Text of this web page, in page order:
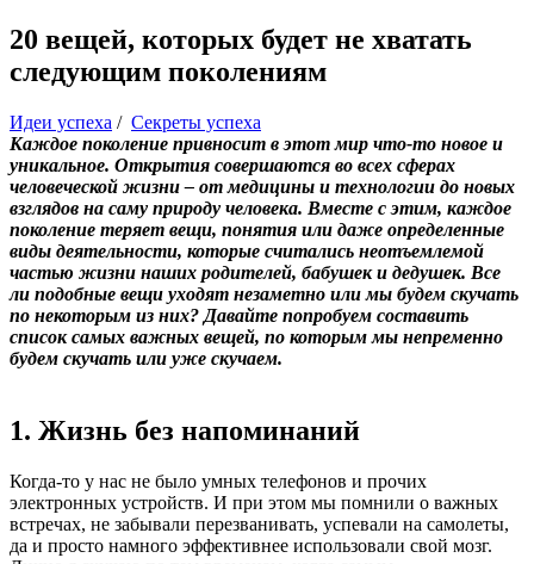
20 вещей, которых будет не хватать
следующим поколениям
Идеи успеха / Секреты успеха
Каждое поколение привносит в этот мир что-то новое и
уникальное. Открытия совершаются во всех сферах
человеческой жизни – от медицины и технологии до новых
взглядов на саму природу человека. Вместе с этим, каждое
поколение теряет вещи, понятия или даже определенные
виды деятельности, которые считались неотъемлемой
частью жизни наших родителей, бабушек и дедушек. Все
ли подобные вещи уходят незаметно или мы будем скучать
по некоторым из них? Давайте попробуем составить
список самых важных вещей, по которым мы непременно
будем скучать или уже скучаем.
1. Жизнь без напоминаний
Когда-то у нас не было умных телефонов и прочих
электронных устройств. И при этом мы помнили о важных
встречах, не забывали перезванивать, успевали на самолеты,
да и просто намного эффективнее использовали свой мозг.